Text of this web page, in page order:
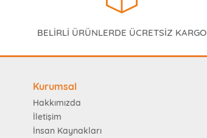
BELİRLİ ÜRÜNLERDE ÜCRETSİZ KARGO
Kurumsal
Hakkımızda
İletişim
İnsan Kaynakları